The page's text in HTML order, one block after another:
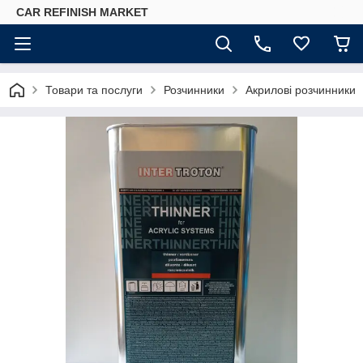
CAR REFINISH MARKET
Товари та послуги Розчинники Акрилові розчинники